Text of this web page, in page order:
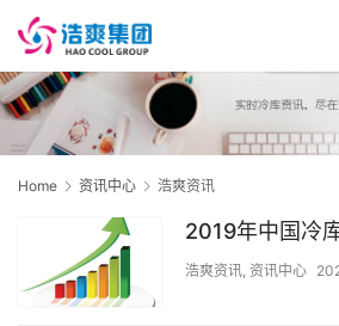
Home 资讯中心 浩爽资讯
2019年中国冷
浩爽资讯, 资讯中心